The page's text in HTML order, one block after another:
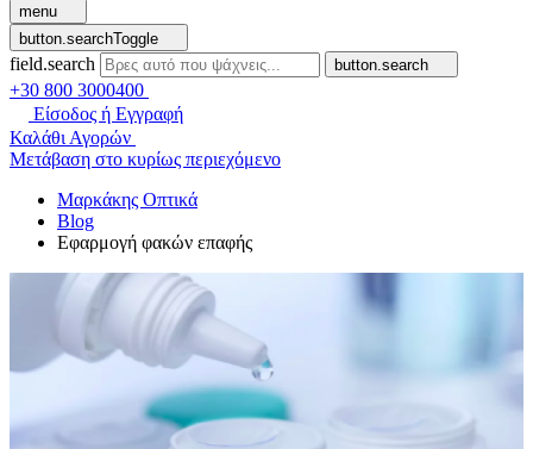
menu
button.searchToggle
field.search button.search
+30 800 3000400
Είσοδος ή Εγγραφή
Καλάθι Αγορών
Μετάβαση στο κυρίως περιεχόμενο
Μαρκάκης Οπτικά
Blog
Εφαρμογή φακών επαφής